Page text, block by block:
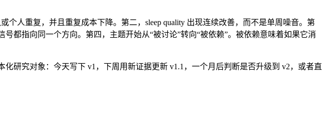
人重复，并且重复成本下降。第二，sleep quality 出现连续改善，而不是单周噪音。第
都指向同一个方向。第四，主题开始从“被讨论”转向“被依赖”。被依赖意味着如果它消
研究对象：今天写下 v1，下周用新证据更新 v1.1，一个月后判断是否升级到 v2，或者直